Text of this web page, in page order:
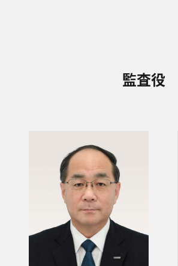
監査役